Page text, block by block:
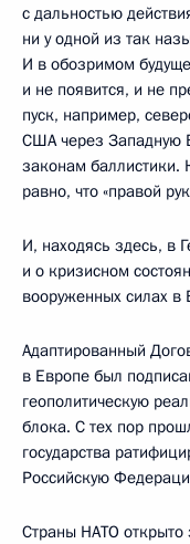
с дальностью
ни у одной из так
И в обозримом
и не появится, и не
пуск, например,
США через Западную
законам баллистики.
равно, что «правой
И, находясь здесь, в
и о кризисном
вооруженных силах в
Адаптированный
в Европе был
геополитическую
блока. С тех пор
государства
Российскую
Страны НАТО открыто